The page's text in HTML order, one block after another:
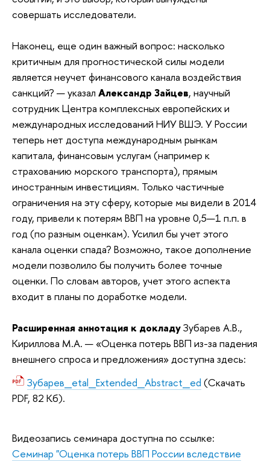
совершать исследователи.
Наконец, еще один важный вопрос: насколько
критичным для прогностической силы модели
является неучет финансового канала воздействия
санкций? — указал Александр Зайцев, научный
сотрудник Центра комплексных европейских и
международных исследований НИУ ВШЭ. У России
теперь нет доступа международным рынкам
капитала, финансовым услугам (например к
страхованию морского транспорта), прямым
иностранным инвестициям. Только частичные
ограничения на эту сферу, которые мы видели в 2014
году, привели к потерям ВВП на уровне 0,5—1 п.п. в
год (по разным оценкам). Усилил бы учет этого
канала оценки спада? Возможно, такое дополнение
модели позволило бы получить более точные
оценки. По словам авторов, учет этого аспекта
входит в планы по доработке модели.
Расширенная аннотация к докладуЗубарев А.В.,
Кириллова М.А. — «Оценка потерь ВВП из-за падения
внешнего спроса и предложения» доступна здесь:
Зубарев_etal_Extended_Abstract_ed (Скачать
PDF, 82 Кб).
Видеозапись семинара доступна по ссылке:
Семинар "Оценка потерь ВВП России вследствие